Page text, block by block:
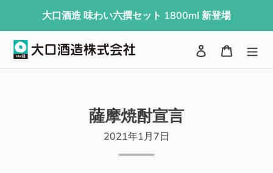
大口酒造 味わい六撰セット 1800ml 新登場
検索 ログイン
カート
薩摩焼酎宣言
2021年1月7日